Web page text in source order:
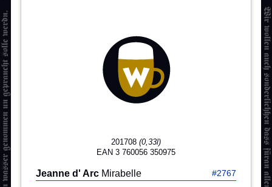
201708 (0,33l)
EAN 3 760056 350975
Jeanne d' Arc Mirabelle #2767